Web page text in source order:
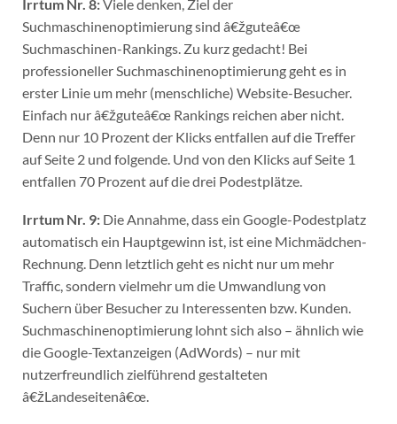
Irrtum Nr. 8:Viele denken, Ziel der
Suchmaschinenoptimierung sind â€žguteâ€œ
Suchmaschinen-Rankings. Zu kurz gedacht! Bei
professioneller Suchmaschinenoptimierung geht es in
erster Linie um mehr (menschliche) Website-Besucher.
Einfach nur â€žguteâ€œ Rankings reichen aber nicht.
Denn nur 10 Prozent der Klicks entfallen auf die Treffer
auf Seite 2 und folgende. Und von den Klicks auf Seite 1
entfallen 70 Prozent auf die drei Podestplätze.
Irrtum Nr. 9:Die Annahme, dass ein Google-Podestplatz
automatisch ein Hauptgewinn ist, ist eine Michmädchen-
Rechnung. Denn letztlich geht es nicht nur um mehr
Traffic, sondern vielmehr um die Umwandlung von
Suchern über Besucher zu Interessenten bzw. Kunden.
Suchmaschinenoptimierung lohnt sich also – ähnlich wie
die Google-Textanzeigen (AdWords) – nur mit
nutzerfreundlich zielführend gestalteten
â€žLandeseitenâ€œ.